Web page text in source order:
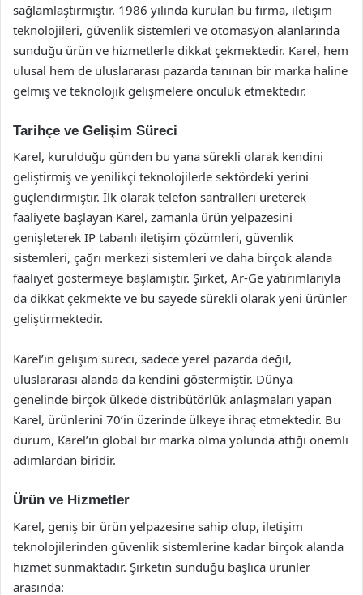
sağlamlaştırmıştır. 1986 yılında kurulan bu firma, iletişim
teknolojileri, güvenlik sistemleri ve otomasyon alanlarında
sunduğu ürün ve hizmetlerle dikkat çekmektedir. Karel, hem
ulusal hem de uluslararası pazarda tanınan bir marka haline
gelmiş ve teknolojik gelişmelere öncülük etmektedir.
Tarihçe ve Gelişim Süreci
Karel, kurulduğu günden bu yana sürekli olarak kendini
geliştirmiş ve yenilikçi teknolojilerle sektördeki yerini
güçlendirmiştir. İlk olarak telefon santralleri üreterek
faaliyete başlayan Karel, zamanla ürün yelpazesini
genişleterek IP tabanlı iletişim çözümleri, güvenlik
sistemleri, çağrı merkezi sistemleri ve daha birçok alanda
faaliyet göstermeye başlamıştır. Şirket, Ar-Ge yatırımlarıyla
da dikkat çekmekte ve bu sayede sürekli olarak yeni ürünler
geliştirmektedir.
Karel’in gelişim süreci, sadece yerel pazarda değil,
uluslararası alanda da kendini göstermiştir. Dünya
genelinde birçok ülkede distribütörlük anlaşmaları yapan
Karel, ürünlerini 70’in üzerinde ülkeye ihraç etmektedir. Bu
durum, Karel’in global bir marka olma yolunda attığı önemli
adımlardan biridir.
Ürün ve Hizmetler
Karel, geniş bir ürün yelpazesine sahip olup, iletişim
teknolojilerinden güvenlik sistemlerine kadar birçok alanda
hizmet sunmaktadır. Şirketin sunduğu başlıca ürünler
arasında: